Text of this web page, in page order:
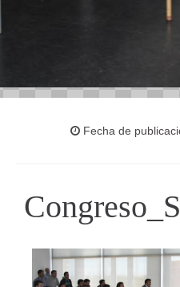
Fecha de